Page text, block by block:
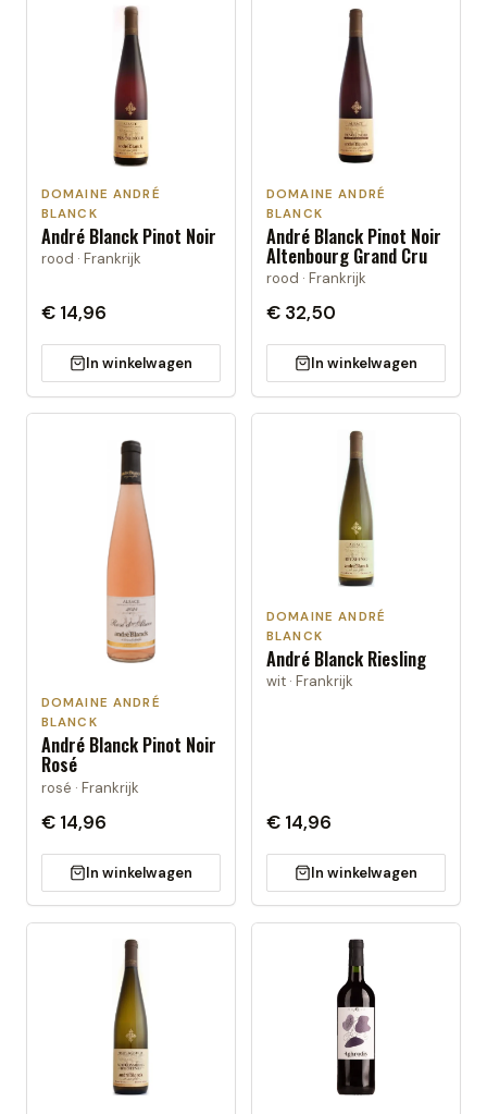
DOMAINE ANDRÉ
BLANCK
André Blanck Pinot Noir
rood · Frankrijk
€ 14,96
In winkelwagen
DOMAINE ANDRÉ
BLANCK
André Blanck Pinot Noir
Altenbourg Grand Cru
rood · Frankrijk
€ 32,50
In winkelwagen
DOMAINE ANDRÉ
BLANCK
André Blanck Pinot Noir
Rosé
rosé · Frankrijk
€ 14,96
In winkelwagen
DOMAINE ANDRÉ
BLANCK
André Blanck Riesling
wit · Frankrijk
€ 14,96
In winkelwagen